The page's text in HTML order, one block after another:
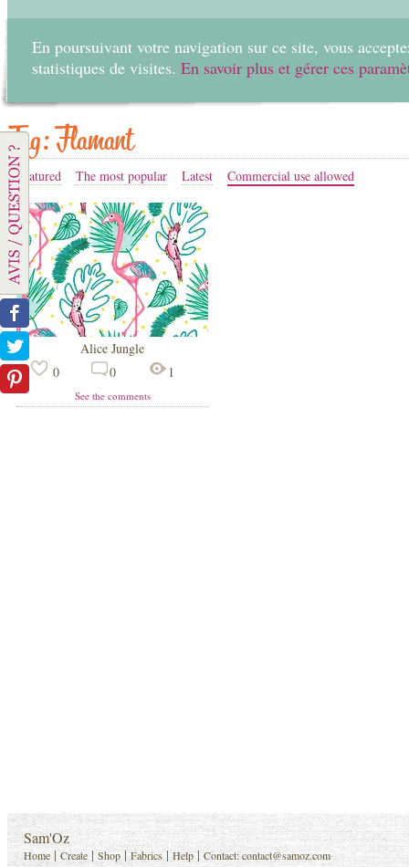
En poursuivant votre navigation sur ce site, vous
statistiques de visites. En savoir plus et gérer ces
Tag: Flamant
Featured The most popular Latest Commercial use allowed
Alice Jungle
0
0 1
See the comments
Sam'Oz
Home |Create |Shop |Fabrics |Help |Contact:contact@samoz.com